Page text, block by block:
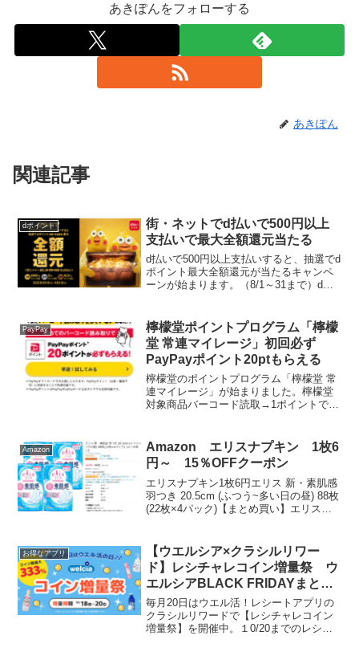
あきぽんをフォローする
あきぽん
関連記事
dポイント
街・ネットでd払いで500円以上
支払いで最大全額還元当たる
d払いで500円以上支払いすると、抽選でd
ポイント最大全額還元が当たるキャンペ
ーンが始まります。（8/1～31まで）d払
当選ポイント・1等：100％ポイント還元
（1...
PayPay
檸檬堂ポイントプログラム「檸檬
堂 常連マイレージ」初回必ず
PayPayポイント20ptもらえる
檸檬堂のポイントプログラム「檸檬堂 常
連マイレージ」が始まりました。檸檬堂
対象商品バーコード読取→1ポイントで初
賞品やオリジナルグッズに応募できま
す。対象商品は...
Amazon
Amazon エリスナプキン 1枚6
円～ 15％OFFクーポン
エリスナプキン1枚6円エリス 新・素肌感
羽つき 20.5cm (ふつう~多い日の昼) 88枚
(22枚×4パック)【まとめ買い】エリスナ
×4パッ...
お得なアプリ
【ウエルシア×クラシルリワー
ド】レシチャレコイン増量祭 ウ
エルシアBLACK FRIDAYまとめ
買いコンボあり！
毎月20日はウエル活！レシートアプリの
クラシルリワードで【レシチャレコイン
増量祭】を開催中。１0/20までのレシチ